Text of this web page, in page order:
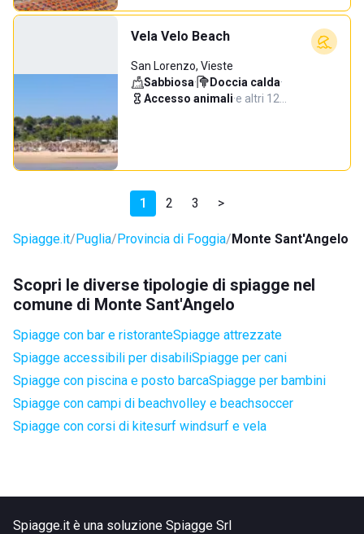
Vela Velo Beach
San Lorenzo, Vieste
Sabbiosa· Doccia calda·
Accesso animali·e altri 12…
1 2 3 >
Spiagge.it Puglia Provincia di Foggia Monte Sant'Angelo
Scopri le diverse tipologie di spiagge nel
comune di Monte Sant'Angelo
Spiagge con bar e ristoranteSpiagge attrezzate
Spiagge accessibili per disabiliSpiagge per cani
Spiagge con piscina e posto barcaSpiagge per bambini
Spiagge con campi di beachvolley e beachsoccer
Spiagge con corsi di kitesurf windsurf e vela
Spiagge.it è una soluzione Spiagge Srl